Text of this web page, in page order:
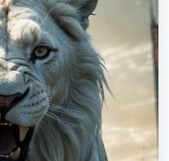
فارس
قزوین
قم
کردستان
کرمان
کرمانشاه